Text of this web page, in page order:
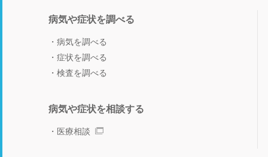
病気や症状を調べる
病気を調べる
症状を調べる
検査を調べる
病気や症状を相談する
医療相談